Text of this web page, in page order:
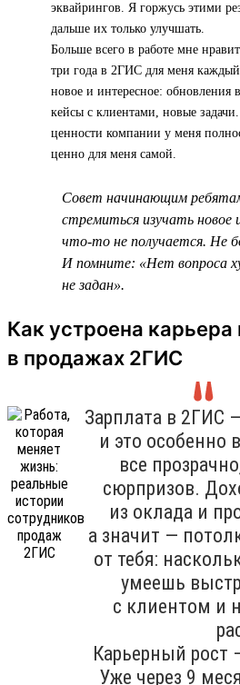
эквайрингов. Я горжусь этими
дальше их только улучшать.
Больше всего в работе мне
три года в 2ГИС для меня каждый
новое и интересное: обновления
кейсы с клиентами, новые
ценности компании у меня
ценно для меня самой.
Совет начинающим
стремиться изучать новое
что-то не получается. Не
И помните: «Нет вопроса
не задан».
Как устроена карьера
в продажах 2ГИС
Зарплата в 2ГИС
и это особенно
все
сюрпризов.
из оклада и
а значит —
от тебя:
умеешь
с клиентом и
Карьерный рост
Уже через 9